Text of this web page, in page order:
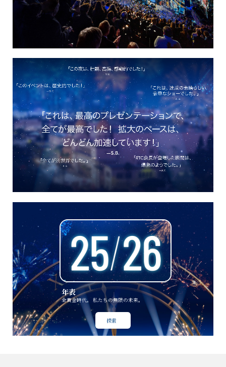
年表
全黄金時代。 私たちの無限の未来。
探索